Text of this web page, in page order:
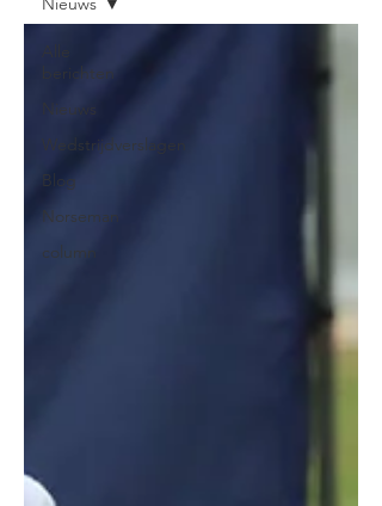
Alle
berichten
Nieuws
Wedstrijdverslagen
Blog
Norseman
column